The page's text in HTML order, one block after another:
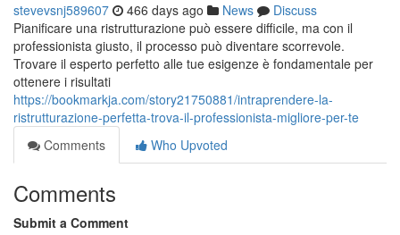
stevevsnj589607 466 days ago News
Discuss
Pianificare una ristrutturazione può essere difficile, ma con il
professionista giusto, il processo può diventare scorrevole.
Trovare il esperto perfetto alle tue esigenze è fondamentale per
ottenere i risultati
https://bookmarkja.com/story21750881/intraprendere-la-
ristrutturazione-perfetta-trova-il-professionista-migliore-per-te
Comments
Who Upvoted
Comments
Submit a Comment